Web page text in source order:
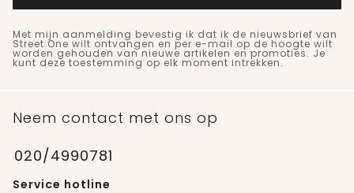
Met mijn aanmelding bevestig ik dat ik de nieuwsbrief van
Street One wilt ontvangen en per e-mail op de hoogte wilt
worden gehouden van nieuwe artikelen en promoties. Je
kunt deze toestemming op elk moment intrekken.
Neem contact met ons op
020/4990781
Service hotline